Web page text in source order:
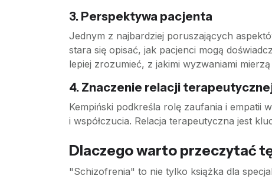
3. Perspektywa pacjenta
Jednym z najbardziej poruszających
stara się opisać, jak pacjenci mogą
lepiej zrozumieć, z jakimi wyzwaniami
4. Znaczenie relacji
Kempiński podkreśla rolę zaufania i empatii
i współczucia. Relacja terapeutyczna jest
Dlaczego warto przeczytać
"Schizofrenia" to nie tylko książka dla